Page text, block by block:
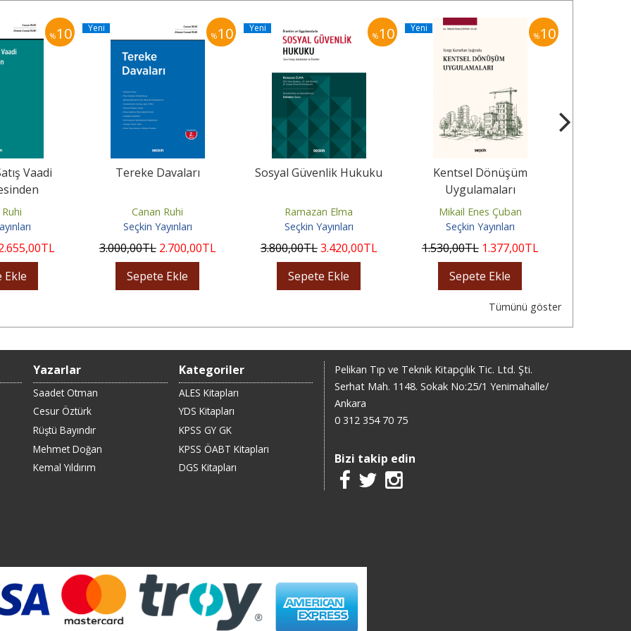
%10
Vaadi
Davalar
,00TL
Ekle
%10
Yeni
Tereke Davaları
Canan Ruhi
Seçkin Yayınları
3.000,00TL 2.700,00TL
Sepete Ekle
%10
Yeni
Sosyal Güvenlik Hukuku
Ramazan Elma
Seçkin Yayınları
3.800,00TL 3.420,00TL
Sepete Ekle
%10
Yeni
Kentsel Dönüşüm
Uygulamaları
Mikail Enes Çuban
Seçkin Yayınları
1.530,00TL 1.377,00TL
Sepete Ekle
Tümünü göster
Yazarlar
Saadet Otman
Cesur Öztürk
Rüştü Bayındır
Mehmet Doğan
Kemal Yıldırım
Kategoriler
ALES Kitapları
YDS Kitapları
KPSS GY GK
KPSS ÖABT Kitapları
DGS Kitapları
Pelikan Tıp ve Teknik Kitapçılık Tic. Ltd. Şti.
Serhat Mah. 1148. Sokak No:25/1 Yenimahalle/
Ankara
0 312 354 70 75
Bizi takip edin